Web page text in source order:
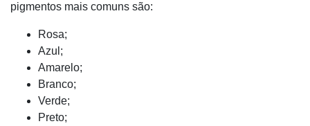
pigmentos mais comuns são:
Rosa;
Azul;
Amarelo;
Branco;
Verde;
Preto;